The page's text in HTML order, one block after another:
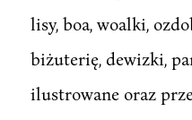
lisy, boa, woalki,
biżuterię, dewizki,
ilustrowane oraz